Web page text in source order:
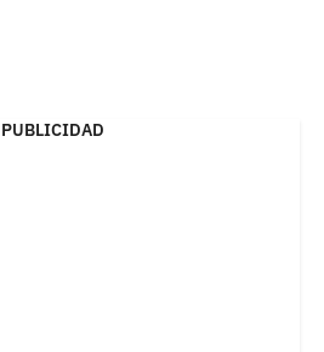
PUBLICIDAD